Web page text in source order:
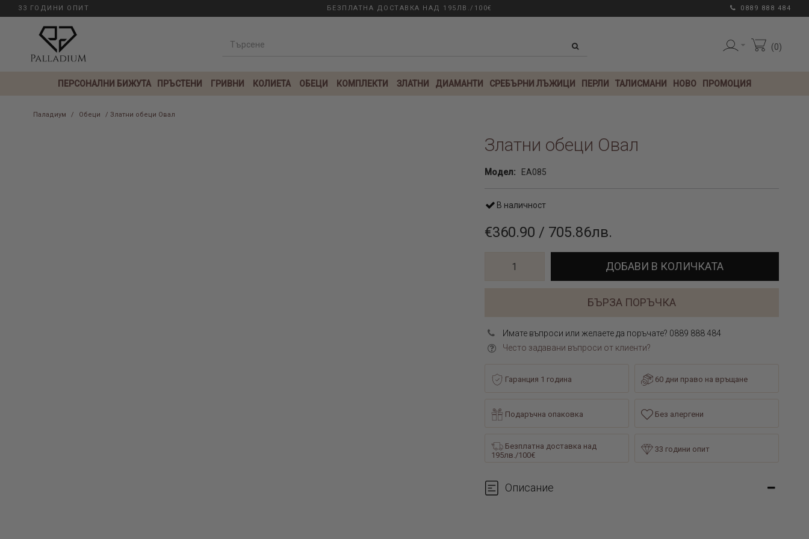
33 ГОДИНИ ОПИТ БЕЗПЛАТНА ДОСТАВКА НАД 195ЛВ./100€ 0889 888 484
0
ПЕРСОНАЛНИ БИЖУТА ПРЪСТЕНИ ГРИВНИ КОЛИЕТА ОБЕЦИ КОМПЛЕКТИ ЗЛАТНИ ДИАМАНТИ СРЕБЪРНИ ЛЪЖИЦИ ПЕРЛИ ТАЛИСМАНИ НОВО ПРОМОЦИЯ
Паладиум / Обеци / Златни обеци Овал
Златни обеци Овал
Модел: EA085
В наличност
€360.90 / 705.86лв.
ДОБАВИ В КОЛИЧКАТА
БЪРЗА ПОРЪЧКА
Имате въпроси или желаете да поръчате? 0889 888 484
Често задавани въпроси от клиенти?
Гаранция 1 година 60 дни право на връщане
Подаръчна опаковка Без алергени
Безплатна доставка над
195лв./100€
33 години опит
Описание